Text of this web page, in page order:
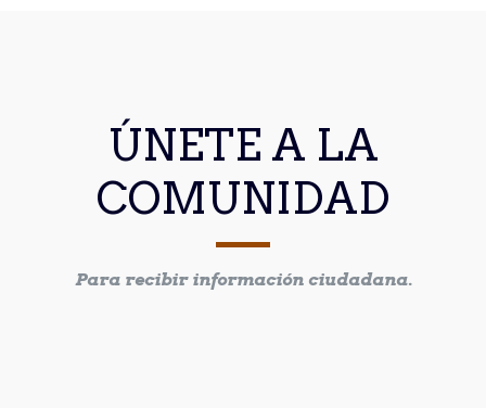
ÚNETE A LA
COMUNIDAD
Para recibir información ciudadana.